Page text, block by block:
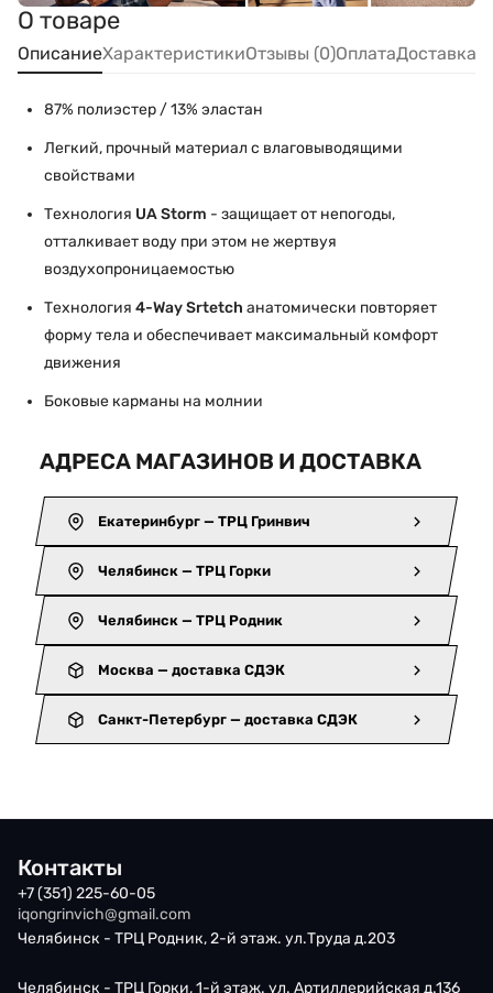
О товаре
ОписаниеХарактеристикиОтзывы (0)ОплатаДоставка
87% полиэстер / 13% эластан
Легкий, прочный материал с влаговыводящими
свойствами
Технология UAStorm - защищает от непогоды,
отталкивает воду при этом не жертвуя
воздухопроницаемостью
Технология 4-Way Srtetch анатомически повторяет
форму тела и обеспечивает максимальный комфорт
движения
Боковые карманы на молнии
АДРЕСА МАГАЗИНОВ И ДОСТАВКА
Екатеринбург — ТРЦ Гринвич
Челябинск — ТРЦ Горки
Челябинск — ТРЦ Родник
Москва — доставка СДЭК
Санкт-Петербург — доставка СДЭК
Контакты
+7 (351) 225-60-05
iqongrinvich@gmail.com
Челябинск - ТРЦ Родник, 2-й этаж. ул.Труда д.203
Челябинск - ТРЦ Горки, 1-й этаж. ул. Артиллерийская д.136